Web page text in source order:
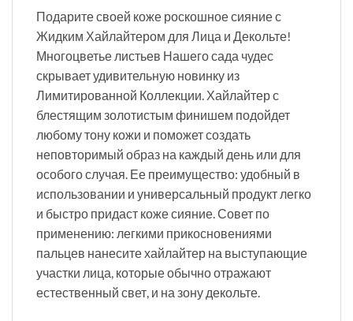
Подарите своей коже роскошное сияние с
Жидким Хайлайтером для Лица и Декольте!
Многоцветье листьев Нашего сада чудес
скрывает удивительную новинку из
Лимитированной Коллекции. Хайлайтер с
блестящим золотистым финишем подойдет
любому тону кожи и поможет создать
неповторимый образ на каждый день или для
особого случая. Ее преимущество: удобный в
использовании и универсальный продукт легко
и быстро придаст коже сияние. Совет по
применению: легкими прикосновениями
пальцев нанесите хайлайтер на выступающие
участки лица, которые обычно отражают
естественный свет, и на зону декольте.